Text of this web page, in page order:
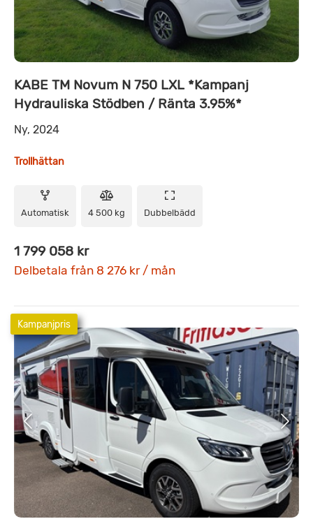
KABE TM Novum N 750 LXL *Kampanj
Hydrauliska Stödben / Ränta 3.95%*
Ny, 2024
Trollhättan
Automatisk 4 500 kg Dubbelbädd
1 799 058 kr
Delbetala från 8 276 kr / mån
Kampanjpris